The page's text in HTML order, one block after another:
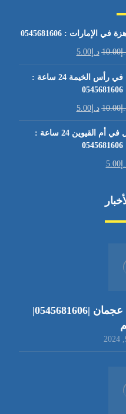
: 0545681606
10.00 د.إ5.00
كهربائي منازل في رأس الخيمة 24 ساعة :
0545681606
10.00 د.إ5.00
كهربائي منازل في أم القيوين 24 ساعة :
0545681606
5.00
شركة تنظيف مسابح في عجمان |0545681606|